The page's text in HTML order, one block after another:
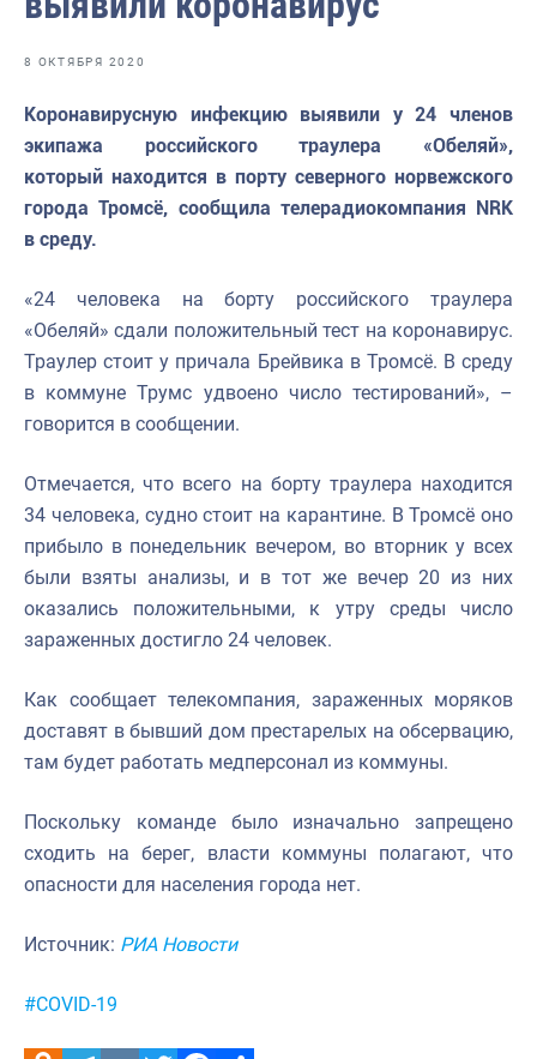
Отраслевые СМИ
Выставки и конференции
Научно-практическая литература
Рыбоохрана России
Отрасль в цифрах
Инфографика
Большая африканская экспедиция
Укрепление духовно-нравственных ценностей
8 ОКТЯБРЯ 2020
Коронавирусную инфекцию выявили у 24 членов
экипажа российского траулера «Обеляй»,
который находится в порту северного норвежского
города Тромсё, сообщила телерадиокомпания NRK
в среду.
«24 человека на борту российского траулера
«Обеляй» сдали положительный тест на коронавирус.
Траулер стоит у причала Брейвика в Тромсё. В среду
в коммуне Трумс удвоено число тестирований», –
говорится в сообщении.
Отмечается, что всего на борту траулера находится
34 человека, судно стоит на карантине. В Тромсё оно
прибыло в понедельник вечером, во вторник у всех
были взяты анализы, и в тот же вечер 20 из них
оказались положительными, к утру среды число
зараженных достигло 24 человек.
Как сообщает телекомпания, зараженных моряков
доставят в бывший дом престарелых на обсервацию,
там будет работать медперсонал из коммуны.
Поскольку команде было изначально запрещено
сходить на берег, власти коммуны полагают, что
опасности для населения города нет.
Источник: РИА Новости
Метки:
#COVID-19